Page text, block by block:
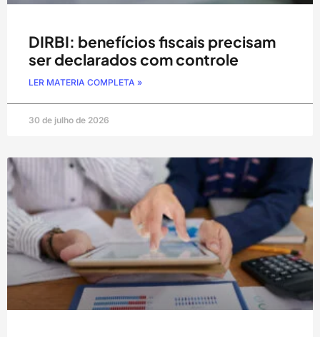
DIRBI: benefícios fiscais precisam
ser declarados com controle
LER MATERIA COMPLETA »
30 de julho de 2026